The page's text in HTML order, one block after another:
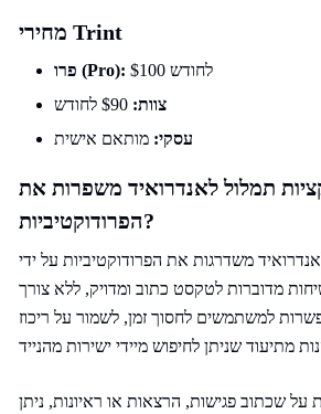
מחירי Trint
פרו (Pro):
$100 לחודש
צוות:
עסקי: מותאם אישית
תמלול לאנדרואיד משפרות את
הפרודוקטיביות?
משדרגות את הפרודוקטיביות על ידי
מדוברות לטקסט כתוב ומדויק, ללא צורך
למשתמשים לחסוך זמן, לשמור על ריכוז
על שכתוב פגישות, הרצאות או ראיונות, ניתן